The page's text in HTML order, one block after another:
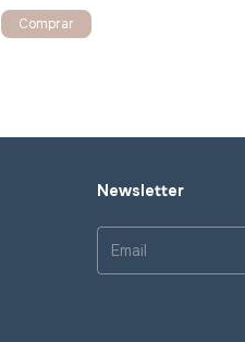
Newsletter